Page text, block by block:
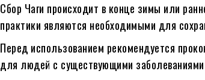
Сбор Чаги происходит в конце зимы или
практики являются необходимыми для
Перед использованием рекомендуется
для людей с существующими